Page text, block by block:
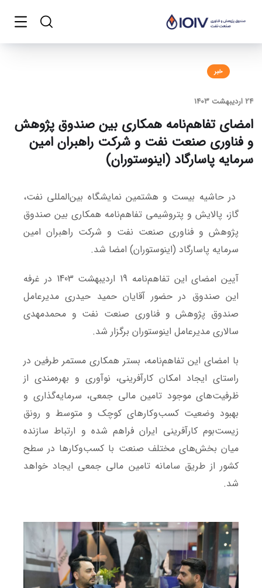
خبر
24 اردیبهشت 1403
امضای تفاهم‌نامه همکاری بین صندوق پژوهش
و فناوری صنعت نفت و شرکت راهبران امین
سرمایه پاسارگاد (اینوستوران)
در حاشیه بیست و هشتمین نمایشگاه بین‌المللی نفت،
گاز، پالایش و پتروشیمی تفاهم‌نامه همکاری بین صندوق
پژوهش و فناوری صنعت نفت و شرکت راهبران امین
سرمایه پاسارگاد (اینوستوران) امضا شد.
آیین امضای این تفاهم‌نامه 19 اردیبهشت 1403 در غرفه
این صندوق در حضور آقایان حمید حیدری مدیرعامل
صندوق پژوهش و فناوری صنعت نفت و محمدمهدی
سالاری مدیرعامل اینوستوران برگزار شد.
با امضای این تفاهم‌نامه، بستر همکاری مستمر طرفین در
راستای ایجاد امکان کارآفرینی، نوآوری و بهره‌مندی از
ظرفیت‌های موجود تامین مالی جمعی، سرمایه‌گذاری و
بهبود وضعیت کسب‌وکارهای کوچک و متوسط و رونق
زیست‌بوم کارآفرینی ایران فراهم شده و ارتباط سازنده
میان بخش‌های مختلف صنعت با کسب‌وکارها در سطح
کشور از طریق سامانه تامین مالی جمعی ایجاد خواهد
شد.‌